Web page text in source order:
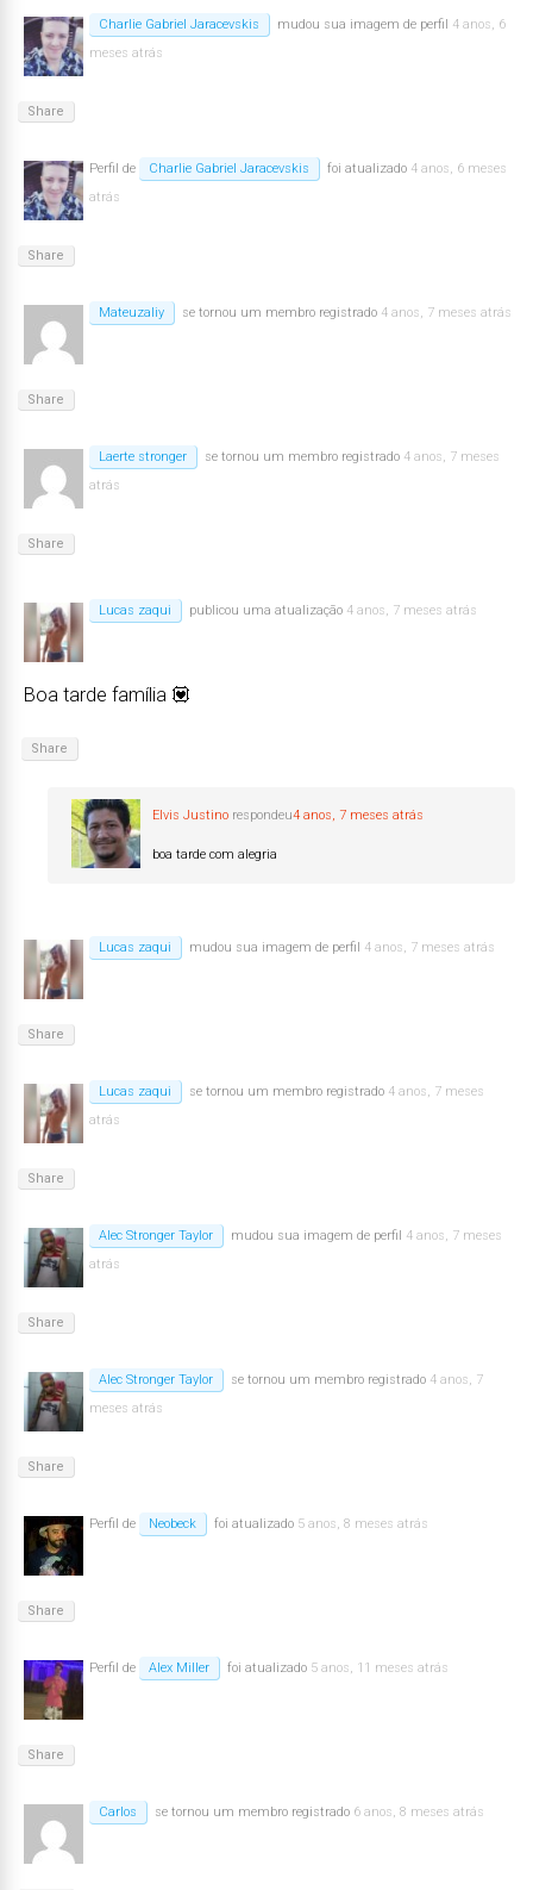
Charlie Gabriel Jaracevskis mudou sua imagem de perfil 4 anos, 6
meses atrás
Share
Perfil de Charlie Gabriel Jaracevskis foi atualizado 4 anos, 6 meses
atrás
Share
Mateuzaliy se tornou um membro registrado 4 anos, 7 meses atrás
Share
Laerte stronger se tornou um membro registrado 4 anos, 7 meses
atrás
Share
Lucas zaqui publicou uma atualização 4 anos, 7 meses atrás
Boa tarde família 💟
Share
Elvis Justino respondeu4 anos, 7 meses atrás
boa tarde com alegria
Lucas zaqui mudou sua imagem de perfil 4 anos, 7 meses atrás
Share
Lucas zaqui se tornou um membro registrado 4 anos, 7 meses
atrás
Share
Alec Stronger Taylor mudou sua imagem de perfil 4 anos, 7 meses
atrás
Share
Alec Stronger Taylor se tornou um membro registrado 4 anos, 7
meses atrás
Share
Perfil de Neobeck foi atualizado 5 anos, 8 meses atrás
Share
Perfil de Alex Miller foi atualizado 5 anos, 11 meses atrás
Share
Carlos se tornou um membro registrado 6 anos, 8 meses atrás